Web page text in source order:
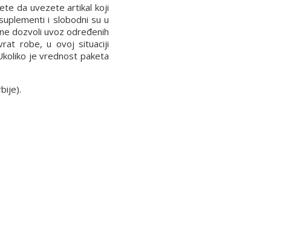
da uvezete artikal koji
i slobodni su u
dozvoli uvoz određenih
robe, u ovoj situaciji
je vrednost paketa